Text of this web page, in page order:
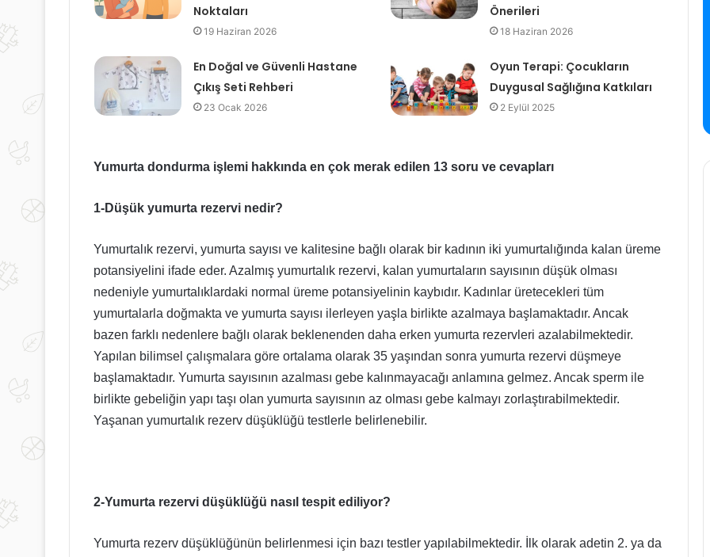
Noktaları
19 Haziran 2026
Önerileri
18 Haziran 2026
En Doğal ve Güvenli Hastane
Çıkış Seti Rehberi
23 Ocak 2026
Oyun Terapi: Çocukların
Duygusal Sağlığına Katkıları
2 Eylül 2025
Yumurta dondurma işlemi hakkında en çok merak edilen 13 soru ve cevapları
1-Düşük yumurta rezervi nedir?
Yumurtalık rezervi, yumurta sayısı ve kalitesine bağlı olarak bir kadının iki yumurtalığında kalan üreme
potansiyelini ifade eder. Azalmış yumurtalık rezervi, kalan yumurtaların sayısının düşük olması
nedeniyle yumurtalıklardaki normal üreme potansiyelinin kaybıdır. Kadınlar üretecekleri tüm
yumurtalarla doğmakta ve yumurta sayısı ilerleyen yaşla birlikte azalmaya başlamaktadır. Ancak
bazen farklı nedenlere bağlı olarak beklenenden daha erken yumurta rezervleri azalabilmektedir.
Yapılan bilimsel çalışmalara göre ortalama olarak 35 yaşından sonra yumurta rezervi düşmeye
başlamaktadır. Yumurta sayısının azalması gebe kalınmayacağı anlamına gelmez. Ancak sperm ile
birlikte gebeliğin yapı taşı olan yumurta sayısının az olması gebe kalmayı zorlaştırabilmektedir.
Yaşanan yumurtalık rezerv düşüklüğü testlerle belirlenebilir.
2-Yumurta rezervi düşüklüğü nasıl tespit ediliyor?
Yumurta rezerv düşüklüğünün belirlenmesi için bazı testler yapılabilmektedir. İlk olarak adetin 2. ya da